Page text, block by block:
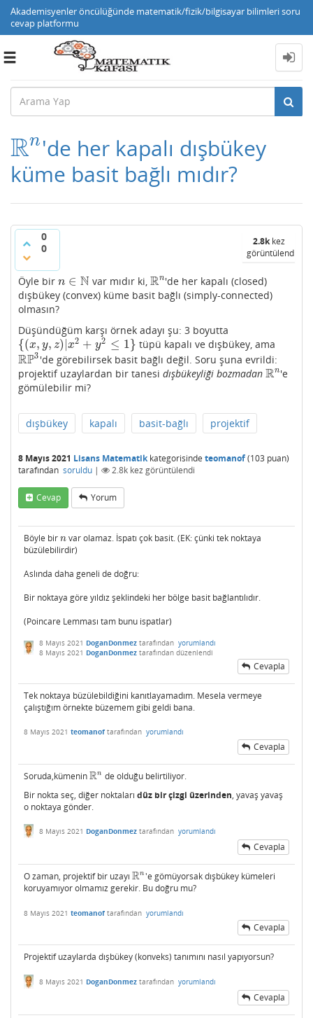
Akademisyenler öncülüğünde matematik/fizik/bilgisayar bilimleri soru
cevap platformu
Toggle
Rn
Rn 'de her kapalı dışbükey
küme basit bağlı mıdır?
0
0
2.8kkez
görüntülendi
Öyle bir n ∈ N
n∈N var mıdır ki,Rn
Rn'de her kapalı (closed)
dışbükey (convex) küme basit bağlı (simply-connected)
olmasın?
Düşündüğüm karşı örnek adayı şu: 3 boyutta
{(x, y, z) x2 + y2 ≤ 1}
{ x,y,z)| x2+ y2≤1} tüpü kapalı ve dışbükey, ama
RP3
RP3 'de görebilirsek basit bağlı değil. Soru şuna evrildi:
projektif uzaylardan bir tanesi dışbükeyliği bozmadan Rn
Rn 'e
gömülebilir mi?
dışbükey kapalı basit-bağlı projektif
8 Mayıs 2021 Lisans Matematikkategorisinde teomanof(103 puan)
tarafından soruldu | 2.8k kez görüntülendi
Cevap Yorum
Böyle bir n
nvar olamaz. İspatı çok basit. (EK: çünki tek noktaya
büzülebilirdir)
Aslında daha geneli de doğru:
Bir noktaya göre yıldız şeklindeki her bölge basit bağlantılıdır.
(Poincare Lemması tam bunu ispatlar)
8 Mayıs 2021 DoganDonmez tarafından yorumlandı
8 Mayıs 2021 DoganDonmez tarafından düzenlendi
Cevapla
Tek noktaya büzülebildiğini kanıtlayamadım. Mesela vermeye
çalıştığım örnekte büzemem gibi geldi bana.
8 Mayıs 2021 teomanof tarafından yorumlandı
Cevapla
Soruda,kümeninRn
Rn de olduğu belirtiliyor.
Bir nokta seç, diğer noktaları düz bir çizgi üzerinden, yavaş yavaş
o noktaya gönder.
8 Mayıs 2021 DoganDonmez tarafından yorumlandı
Cevapla
O zaman, projektif bir uzayı Rn
Rn 'e gömüyorsak dışbükey kümeleri
koruyamıyor olmamız gerekir. Bu doğru mu?
8 Mayıs 2021 teomanof tarafından yorumlandı
Cevapla
Projektif uzaylarda dışbükey (konveks) tanımını nasıl yapıyorsun?
8 Mayıs 2021 DoganDonmez tarafından yorumlandı
Cevapla